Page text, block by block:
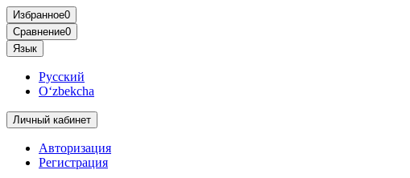
Избранное0
Сравнение0
Язык
Русский
O‘zbekcha
Личный кабинет
Авторизация
Регистрация